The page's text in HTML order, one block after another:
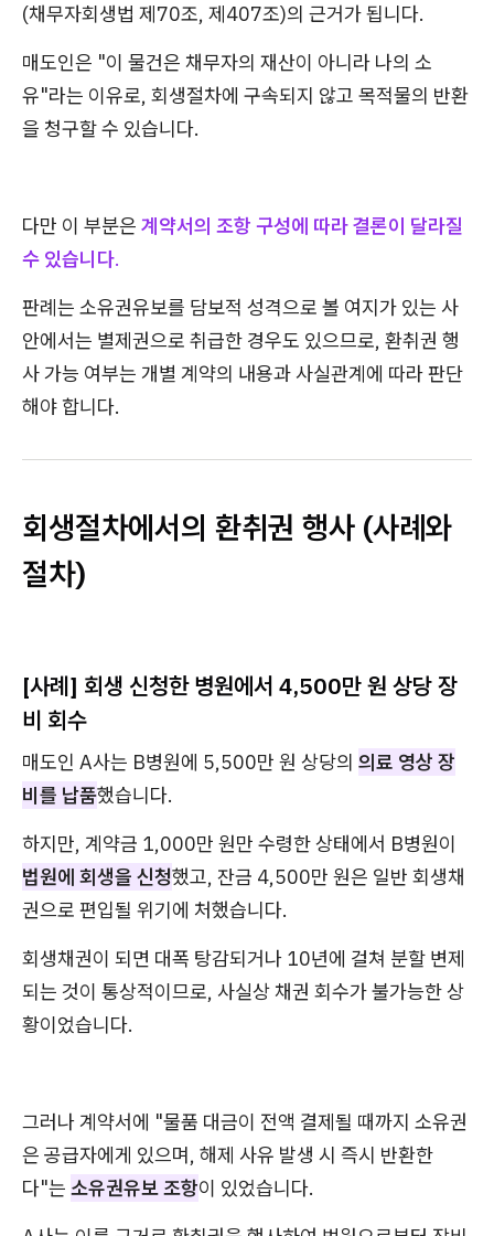
(채무자회생법 제70조, 제407조)의 근거가 됩니다.
매도인은 "이 물건은 채무자의 재산이 아니라 나의 소
유"라는 이유로, 회생절차에 구속되지 않고 목적물의 반환
을 청구할 수 있습니다.
다만 이 부분은 계약서의 조항 구성에 따라 결론이 달라질
수 있습니다.
판례는 소유권유보를 담보적 성격으로 볼 여지가 있는 사
안에서는 별제권으로 취급한 경우도 있으므로, 환취권 행
사 가능 여부는 개별 계약의 내용과 사실관계에 따라 판단
해야 합니다.
회생절차에서의 환취권 행사 (사례와
절차)
[사례] 회생 신청한 병원에서 4,500만 원 상당 장
비 회수
매도인 A사는 B병원에 5,500만 원 상당의 의료 영상 장
비를 납품했습니다.
하지만, 계약금 1,000만 원만 수령한 상태에서 B병원이
법원에 회생을 신청했고, 잔금 4,500만 원은 일반 회생채
권으로 편입될 위기에 처했습니다.
회생채권이 되면 대폭 탕감되거나 10년에 걸쳐 분할 변제
되는 것이 통상적이므로, 사실상 채권 회수가 불가능한 상
황이었습니다.
그러나 계약서에 "물품 대금이 전액 결제될 때까지 소유권
은 공급자에게 있으며, 해제 사유 발생 시 즉시 반환한
다"는 소유권유보 조항이 있었습니다.